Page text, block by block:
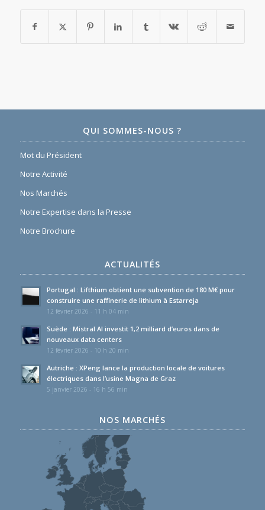
QUI SOMMES-NOUS ?
Mot du Président
Notre Activité
Nos Marchés
Notre Expertise dans la Presse
Notre Brochure
ACTUALITÉS
Portugal : Lifthium obtient une subvention de 180 M€ pour
construire une raffinerie de lithium à Estarreja
12 février 2026 - 11 h 04 min
Suède : Mistral AI investit 1,2 milliard d’euros dans de
nouveaux data centers
12 février 2026 - 10 h 20 min
Autriche : XPeng lance la production locale de voitures
électriques dans l’usine Magna de Graz
5 janvier 2026 - 16 h 56 min
NOS MARCHÉS